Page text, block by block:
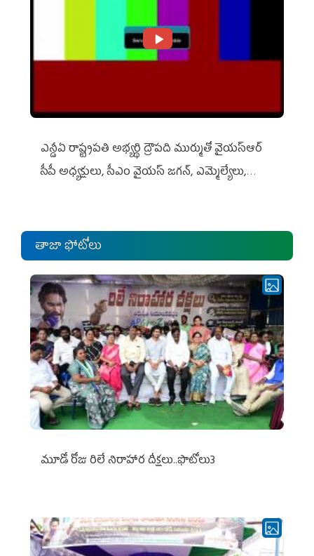
ఎన్డీఏ రాష్ట్ర‌ప‌తి అభ్య‌ర్థి ద్రౌప‌ది ముర్ముతో వైయ‌స్ఆర్
సీపీ అధ్య‌క్షులు, సీఎం వైయ‌స్ జ‌గ‌న్, ఎమ్మెల్యేలు,
తాజా ఫోటోలు
మూడో రోజు రిలే నిరాహార దీక్షలు..ఫొటోలు3